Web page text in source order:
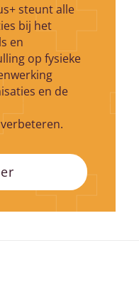
steunt alle
bij het
en
op fysieke
en de